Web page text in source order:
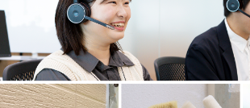
工事保険
雨漏り修繕